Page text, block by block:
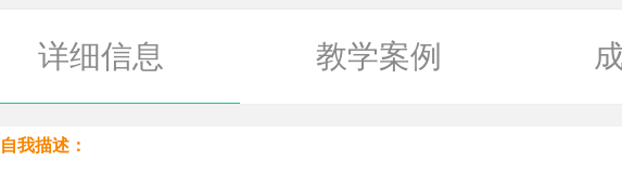
详细信息 教学案例
自我描述：